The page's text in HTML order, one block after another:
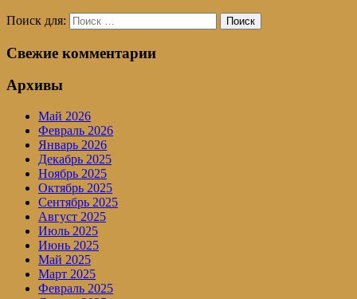
Поиск для: Поиск
Свежие комментарии
Архивы
Май 2026
Февраль 2026
Январь 2026
Декабрь 2025
Ноябрь 2025
Октябрь 2025
Сентябрь 2025
Август 2025
Июль 2025
Июнь 2025
Май 2025
Март 2025
Февраль 2025